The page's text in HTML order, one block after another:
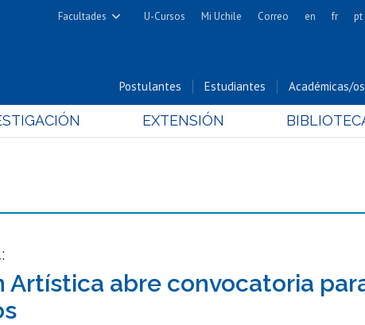
Facultades
Cs. Físicas y Matemáticas
Cs. Forestales y
Cs. Químicas y Farmacéuticas
Cs. Sociales
Nutrición y Tecnología de
Hospital Clínico
U-Cursos Mi Uchile Correo en fr pt
Postulantes Estudiantes Académicas/os
EXTENSIÓN
Artística abre convocatoria